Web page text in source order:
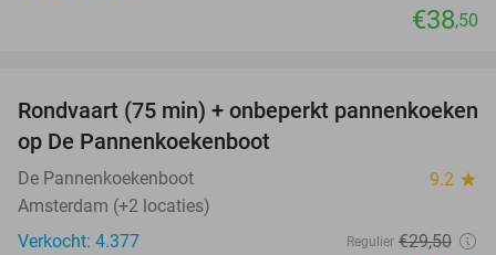
€38,50
30%
Rondvaart (75 min) + onbeperkt pannenkoeken
op De Pannenkoekenboot
De Pannenkoekenboot 9.2 star
Amsterdam (+2 locaties)
Verkocht: 4.377
Regulier €29,50